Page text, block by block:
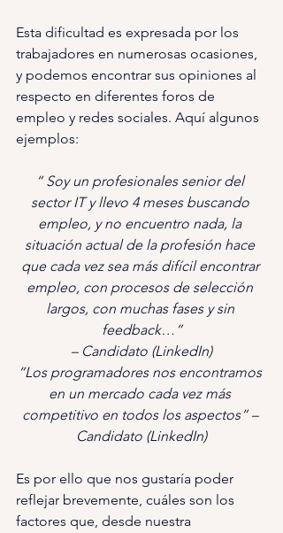
Esta dificultad es expresada por los
trabajadores en numerosas ocasiones,
y podemos encontrar sus opiniones al
respecto en diferentes foros de
empleo y redes sociales. Aquí algunos
ejemplos:
“ Soy un profesionales senior del
sector IT y llevo 4 meses buscando
empleo, y no encuentro nada, la
situación actual de la profesión hace
que cada vez sea más difícil encontrar
empleo, con procesos de selección
largos, con muchas fases y sin
feedback…”
– Candidato (LinkedIn)
“Los programadores nos encontramos
en un mercado cada vez más
competitivo en todos los aspectos” –
Candidato (LinkedIn)
Es por ello que nos gustaría poder
reflejar brevemente, cuáles son los
factores que, desde nuestra